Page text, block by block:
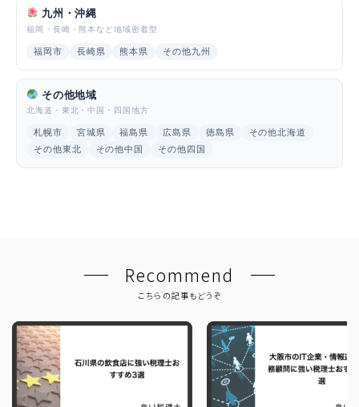
九州・沖縄
福岡・長崎・熊本など地域密着型
福岡市 長崎県 熊本県 その他九州
その他地域
北海道・東北・中国・四国地方
札幌市 宮城県 福島県 広島県 徳島県
その他北海道
その他東北
その他中国 その他四国
Recommend
こちらの記事もどうぞ